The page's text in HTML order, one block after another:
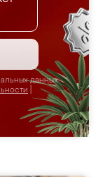
данных